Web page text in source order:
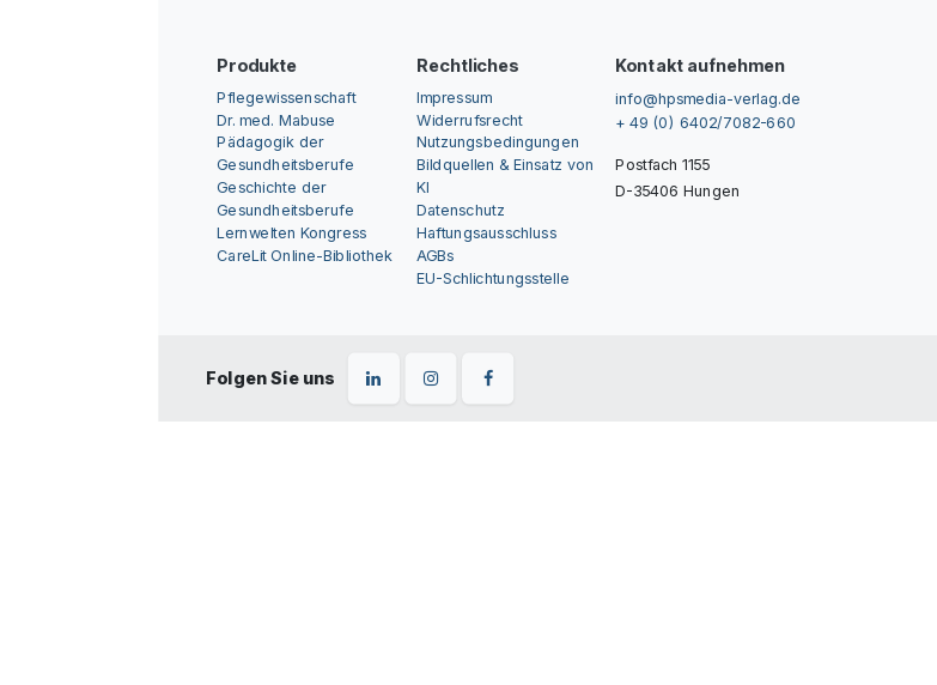
Produkte
Pflegewissenschaft
Dr. med. Mabuse
Pädagogik der
Gesundheitsberufe
Geschichte der
Gesundheitsberufe
Lernwelten Kongress
CareLit Online-Bibliothek
Rechtliches
Impressum
Widerrufsrecht
Nutzungsbedingungen
Bildquellen & Einsatz von
KI
Datenschutz
Haftungsausschluss
AGBs
EU-Schlichtungsstelle
Kontakt aufnehmen
info@hpsmedia-verlag.de
+ 49 (0) 6402/7082-660
Postfach 1155
D-35406 Hungen
Folgen Sie uns